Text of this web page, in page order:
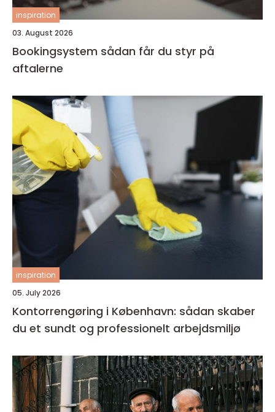
inspiration
03. August 2026
Bookingsystem sådan får du styr på
aftalerne
inspiration
05. July 2026
Kontorrengøring i København: sådan skaber
du et sundt og professionelt arbejdsmiljø